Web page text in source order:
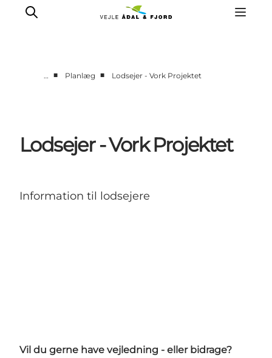
… ■ Planlæg ■ Lodsejer - Vork Projektet
Lodsejer - Vork Projektet
Information til lodsejere
Vil du gerne have vejledning - eller bidrage?